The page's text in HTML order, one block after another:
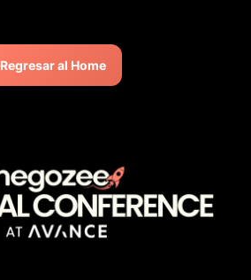
Regresar al Home